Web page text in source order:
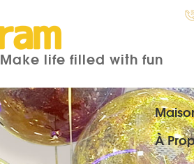
À
Make life filled with fun